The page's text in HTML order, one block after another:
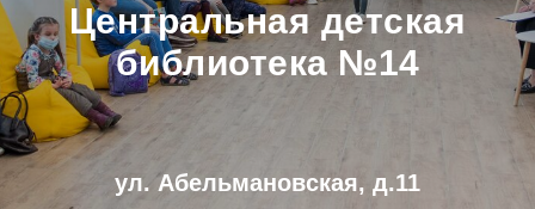
Центральная детская
библиотека №14
ул. Абельмановская, д.11